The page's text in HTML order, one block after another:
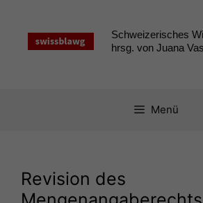
springen
Schweizerisches
hrsg. von Juana
Menü
Revision des